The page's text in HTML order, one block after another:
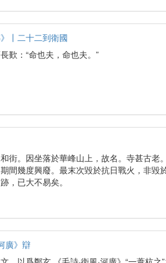
丨二十二到衛國
歎：“命也夫，命也夫。”
街。因坐落於華峰山上，故名。寺甚古老
間幾度興廢。最末次毀於抗日戰火，非毀
，已大不易矣。
廣》辯